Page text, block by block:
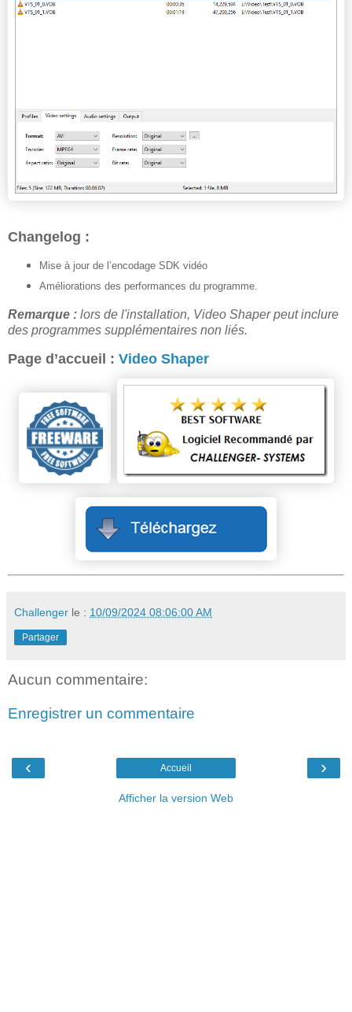
Changelog :
Mise à jour de l’encodage SDK vidéo
Améliorations des performances du programme.
Remarque : lors de l'installation, Video Shaper peut inclure
des programmes supplémentaires non liés.
Page d’accueil : Video Shaper
Challenger le : 10/09/2024 08:06:00 AM
Partager
Aucun commentaire:
Enregistrer un commentaire
‹ ›
Accueil
Afficher la version Web